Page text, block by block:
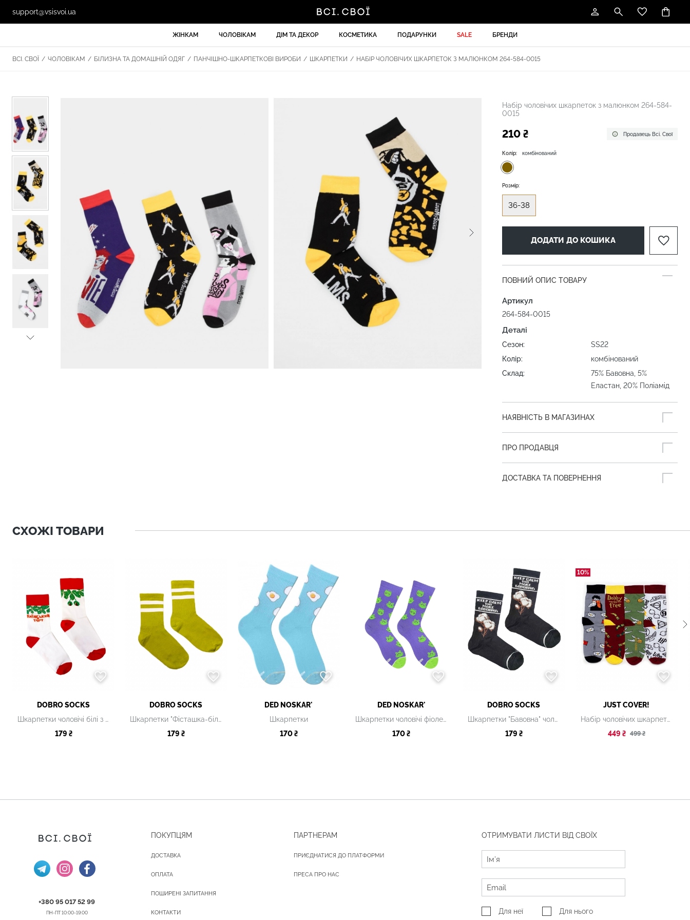
support@vsisvoi.ua
ЖІНКАМ ЧОЛОВІКАМ ДІМ ТА ДЕКОР КОСМЕТИКА ПОДАРУНКИ SALE БРЕНДИ
ВСІ. СВОЇ / ЧОЛОВІКАМ / БІЛИЗНА ТА ДОМАШНІЙ ОДЯГ / ПАНЧІШНО-ШКАРПЕТКОВІ ВИРОБИ / ШКАРПЕТКИ / НАБІР ЧОЛОВІЧИХ ШКАРПЕТОК З МАЛЮНКОМ 264-584-0015
Набір чоловічих шкарпеток з малюнком 264-584-
0015
210 ₴ Продавець Всі. Свої
Колір: комбінований
Розмір:
36-38
ДОДАТИ ДО КОШИКА
ПОВНИЙ ОПИС ТОВАРУ
Артикул
264-584-0015
Деталі
Сезон:
SS22
Колір:
комбінований
Склад:
75% Бавовна, 5%
Еластан, 20% Поліамід
НАЯВНІСТЬ В МАГАЗИНАХ
ПРО ПРОДАВЦЯ
ДОСТАВКА ТА ПОВЕРНЕННЯ
СХОЖІ ТОВАРИ
DOBRO SOCKS
Шкарпетки чоловічі білі з принтом
179 ₴
DOBRO SOCKS
Шкарпетки "Фісташка-білі" чоловічі
179 ₴
DED NOSKAR'
Шкарпетки
170 ₴
DED NOSKAR'
Шкарпетки чоловічі фіолетові з принтом
170 ₴
DOBRO SOCKS
Шкарпетки "Бавовна" чоловічі
179 ₴
10%
JUST COVER!
Набір чоловічих шкарпеток з принтом
449 ₴ 499 ₴
+380 95 017 52 99
ПН-ПТ 10:00-19:00
ПОКУПЦЯМ
ДОСТАВКА
ОПЛАТА
ПОШИРЕНІ ЗАПИТАННЯ
КОНТАКТИ
ПАРТНЕРАМ
ПРИЄДНАТИСЯ ДО ПЛАТФОРМИ
ПРЕСА ПРО НАС
ОТРИМУВАТИ ЛИСТИ ВІД СВОЇХ
Для неї Для нього